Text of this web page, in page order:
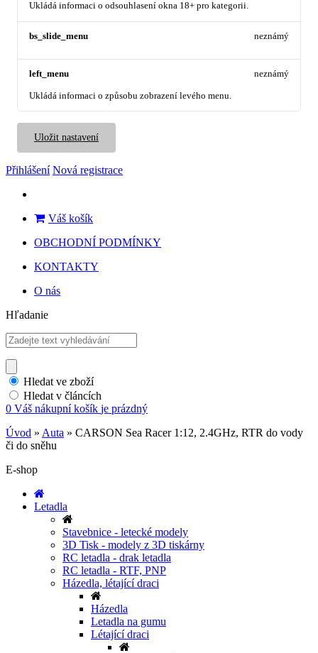
Ukládá informaci o odsouhlasení okna 18+ pro kategorii.
bs_slide_menu neznámý
left_menu
Ukládá informaci o způsobu zobrazení levého menu.
neznámý
Uložit nastavení
Přihlášení Nová registrace
Váš košík
OBCHODNÍ PODMÍNKY
KONTAKTY
O nás
Hľadanie
Hledat ve zboží
Hledat v článcích
0 Váš nákupní košík je prázdný
Úvod » Auta » CARSON Sea Racer 1:12, 2.4GHz, RTR do vody
či do sněhu
E-shop
Letadla
Stavebnice - letecké modely
3D Tisk - modely z 3D tiskárny
RC letadla - drak letadla
RC letadla - RTF, PNP
Házedla, létající draci
Házedla
Letadla na gumu
Létající draci